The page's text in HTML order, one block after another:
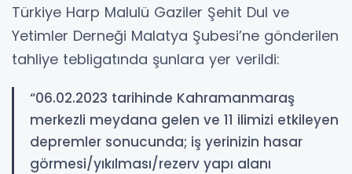
Türkiye Harp Malulü Gaziler Şehit Dul ve
Yetimler Derneği Malatya Şubesi’ne gönderilen
tahliye tebligatında şunlara yer verildi:
“06.02.2023 tarihinde Kahramanmaraş
merkezli meydana gelen ve 11 ilimizi etkileyen
depremler sonucunda; iş yerinizin hasar
görmesi/yıkılması/rezerv yapı alanı